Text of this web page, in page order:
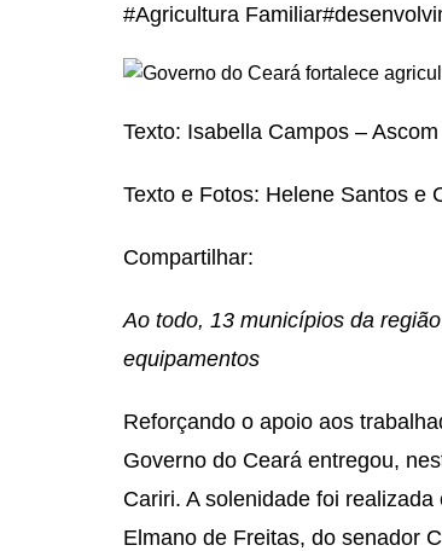
#Agricultura
Texto: Isabella Campos –
Texto e Fotos: Helene Santos e
Compartilhar:
Ao todo, 13 municípios da
equipamentos
Reforçando o apoio aos
Governo do Ceará entregou,
Cariri. A solenidade foi
Elmano de Freitas, do senador